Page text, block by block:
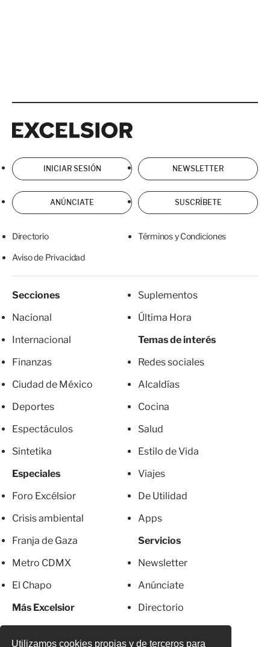
Utilizamos cookies propias y de terceros para
INICIAR SESIÓN NEWSLETTER
ANÚNCIATE SUSCRÍBETE
Directorio Términos y Condiciones
Aviso de Privacidad
Secciones
Nacional
Internacional
Finanzas
Ciudad de México
Deportes
Espectáculos
Sintetika
Especiales
Foro Excélsior
Crisis ambiental
Franja de Gaza
Metro CDMX
El Chapo
Más Excelsior
Suplementos
Última Hora
Temas de interés
Redes sociales
Alcaldías
Cocina
Salud
Estilo de Vida
Viajes
De Utilidad
Apps
Servicios
Newsletter
Anúnciate
Directorio